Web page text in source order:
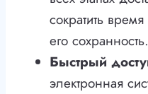
сократить
его сохранность.
Быстрый
электронная